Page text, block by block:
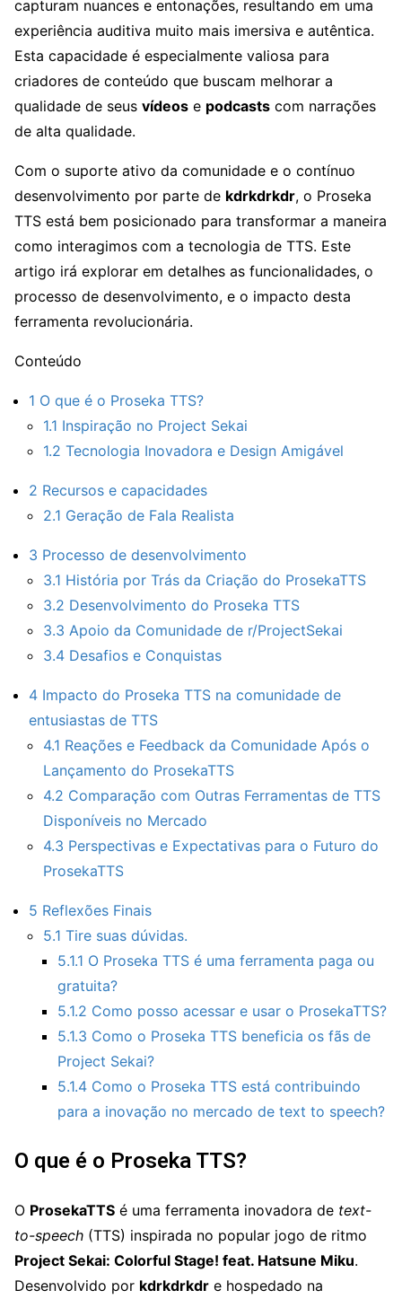
capturam nuances e entonações, resultando em uma
experiência auditiva muito mais imersiva e autêntica.
Esta capacidade é especialmente valiosa para
criadores de conteúdo que buscam melhorar a
qualidade de seus vídeos e podcasts com narrações
de alta qualidade.
Com o suporte ativo da comunidade e o contínuo
desenvolvimento por parte de kdrkdrkdr, o Proseka
TTS está bem posicionado para transformar a maneira
como interagimos com a tecnologia de TTS. Este
artigo irá explorar em detalhes as funcionalidades, o
processo de desenvolvimento, e o impacto desta
ferramenta revolucionária.
Conteúdo
1 O que é o Proseka TTS?
1.1 Inspiração no Project Sekai
1.2 Tecnologia Inovadora e Design Amigável
2 Recursos e capacidades
2.1 Geração de Fala Realista
3 Processo de desenvolvimento
3.1 História por Trás da Criação do ProsekaTTS
3.2 Desenvolvimento do Proseka TTS
3.3 Apoio da Comunidade de r/ProjectSekai
3.4 Desafios e Conquistas
4 Impacto do Proseka TTS na comunidade de
entusiastas de TTS
4.1 Reações e Feedback da Comunidade Após o
Lançamento do ProsekaTTS
4.2 Comparação com Outras Ferramentas de TTS
Disponíveis no Mercado
4.3 Perspectivas e Expectativas para o Futuro do
ProsekaTTS
5 Reflexões Finais
5.1 Tire suas dúvidas.
5.1.1 O Proseka TTS é uma ferramenta paga ou
gratuita?
5.1.2 Como posso acessar e usar o ProsekaTTS?
5.1.3 Como o Proseka TTS beneficia os fãs de
Project Sekai?
5.1.4 Como o Proseka TTS está contribuindo
para a inovação no mercado de text to speech?
O que é o Proseka TTS?
O ProsekaTTS é uma ferramenta inovadora de text-
to-speech (TTS) inspirada no popular jogo de ritmo
Project Sekai: Colorful Stage! feat. Hatsune Miku.
Desenvolvido por kdrkdrkdr e hospedado na